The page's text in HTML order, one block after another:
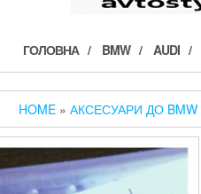
ГОЛОВНА BMW AUDI
HOME » АКСЕСУАРИ ДО BMW